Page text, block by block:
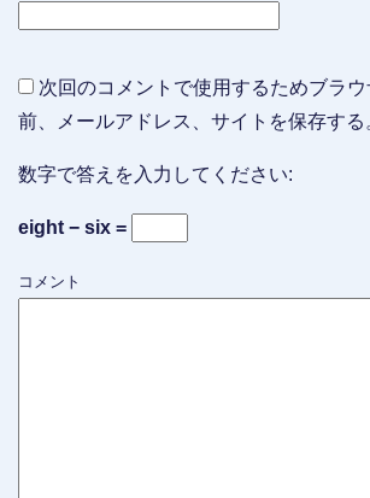
次回のコメントで使用するためブラ
前、メールアドレス、サイトを保存する
数字で答えを入力してください:
eight − six =
コメント